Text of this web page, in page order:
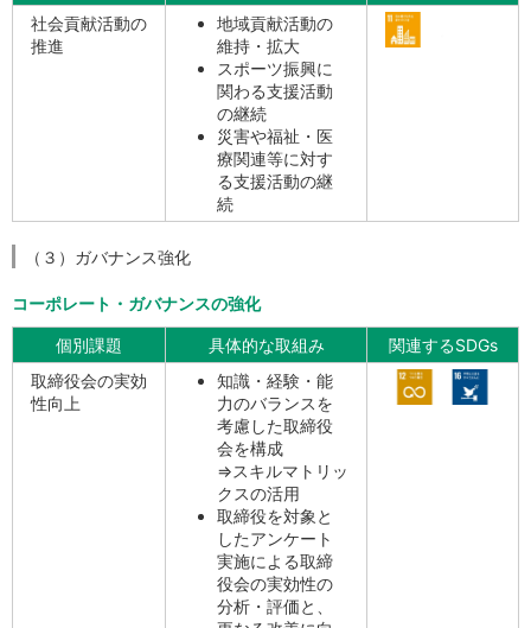
社会貢献活動の
推進
地域貢献活動の
維持・拡大
スポーツ振興に
関わる支援活動
の継続
災害や福祉・医
療関連等に対す
る支援活動の継
続
（３）ガバナンス強化
コーポレート・ガバナンスの強化
個別課題 具体的な取組み
関連するSDGs
取締役会の実効
性向上
知識・経験・能
力のバランスを
考慮した取締役
会を構成
⇒スキルマトリッ
クスの活用
取締役を対象と
したアンケート
実施による取締
役会の実効性の
分析・評価と、